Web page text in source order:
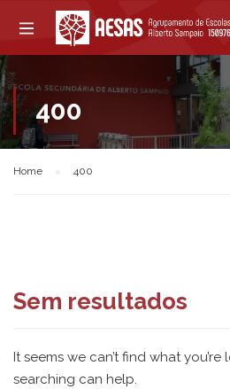
400
Home 400
Sem resultados
It seems we can’t find what
searching can help.